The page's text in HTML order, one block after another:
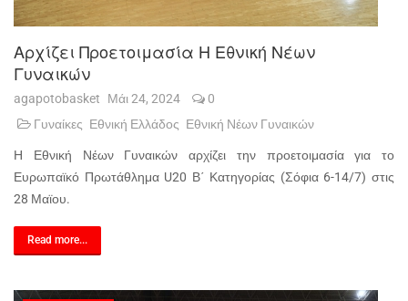
Αρχίζει Προετοιμασία Η Εθνική Νέων
Γυναικών
agapotobasket Μάι 24, 2024
0
Γυναίκες Εθνική Ελλάδος Εθνική Νέων Γυναικών
Η Εθνική Νέων Γυναικών αρχίζει την προετοιμασία για το
Ευρωπαϊκό Πρωτάθλημα U20 Β΄ Κατηγορίας (Σόφια 6-14/7) στις
28 Μαϊου.
Read more...